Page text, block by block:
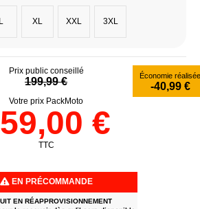
L XL XXL 3XL
Prix public conseillé
199,99 € Économie réalisée
-40,99 €
Votre prix PackMoto
€
TTC
EN PRÉCOMMANDE
EN RÉAPPROVISIONNEMENT